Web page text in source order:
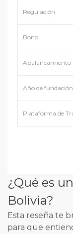
Regulación
Bono
Apalancamiento
Año de fundación
Plataforma de
¿Qué es
Bolivia?
Esta reseña te
para que